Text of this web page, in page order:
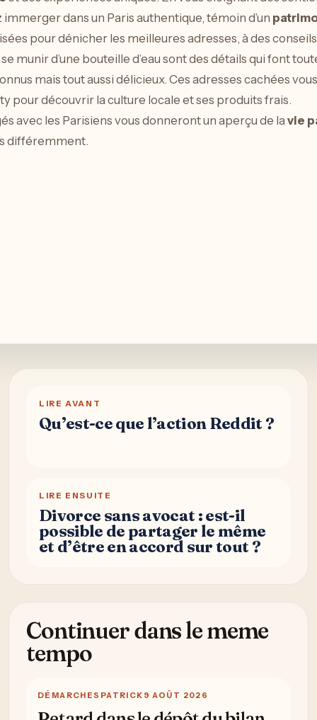
dans un Paris authentique, témoin d’un
pour dénicher les meilleures adresses, à des
d’une bouteille d’eau sont des détails qui font
mais tout aussi délicieux. Ces adresses cachées
découvrir la culture locale et ses produits frais.
avec les Parisiens vous donneront un aperçu de la vie
différemment.
LIRE AVANT
Qu’est-ce que l’action Reddit ?
LIRE ENSUITE
Divorce sans avocat : est-il
possible de partager le même
et d’être en accord sur tout ?
Continuer dans le meme
tempo
DÉMARCHES PATRICK 9 AOÛT 2026